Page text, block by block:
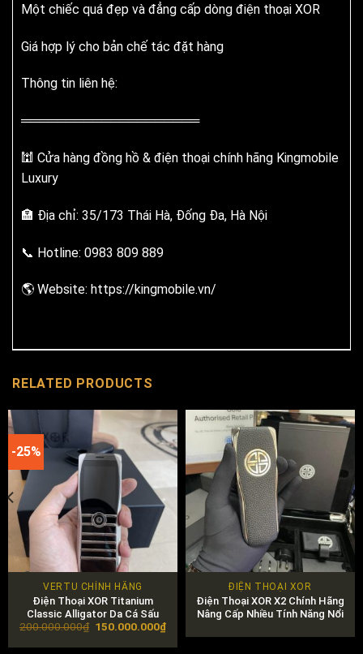
Một chiếc quá đẹp và đẳng cấp dòng điện thoại XOR
Giá hợp lý cho bản chế tác đặt hàng
Thông tin liên hệ:
════════════════════
🕍 Cửa hàng đồng hồ & điện thoại chính hãng Kingmobile
Luxury
🏣 Địa chỉ: 35/173 Thái Hà, Đống Đa, Hà Nội
📞 Hotline: 0983 809 889
🌎 Website: https://kingmobile.vn/
RELATED PRODUCTS
-25%
VERTU CHÍNH HÃNG
Điện Thoại XOR Titanium
Classic Alligator Da Cá Sấu
200.000.000₫ Original
was:
150.000.000₫Current
price
is:
ĐIỆN THOẠI XOR
Điện Thoại XOR X2 Chính Hãng
Nâng Cấp Nhiều Tính Năng Nổi